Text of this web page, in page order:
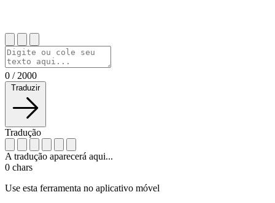
0 / 2000
Traduzir
Tradução
A tradução aparecerá aqui...
0 chars
Use esta ferramenta no aplicativo móvel